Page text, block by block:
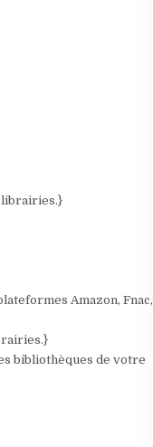
librairies.}
Amazon, Fnac,
bibliothèques de votre